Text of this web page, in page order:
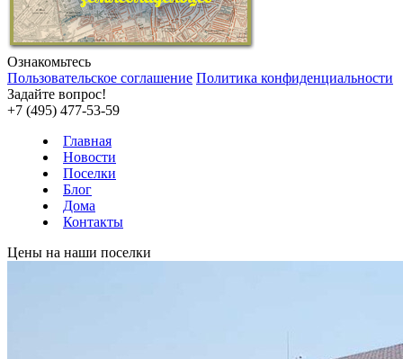
Ознакомьтесь
Пользовательское соглашение Политика конфиденциальности
Задайте вопрос!
+7 (495) 477-53-59
Главная
Новости
Поселки
Блог
Дома
Контакты
Цены на наши поселки